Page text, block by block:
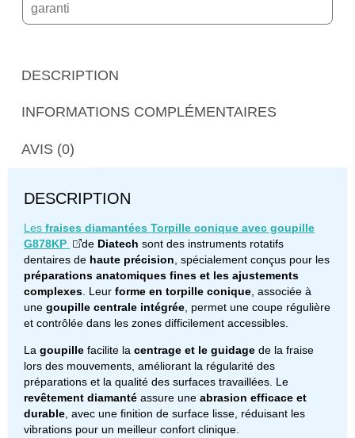
garanti
DESCRIPTION
INFORMATIONS COMPLÉMENTAIRES
AVIS (0)
DESCRIPTION
Les fraises diamantées Torpille conique avec goupille
G878KP
de Diatech sont des instruments rotatifs
dentaires de haute précision , spécialement conçus pour les
préparations anatomiques fines et les ajustements
complexes . Leur forme en torpille conique , associée à
une goupille centrale intégrée , permet une coupe régulière
et contrôlée dans les zones difficilement accessibles.
La goupille facilite la centrage et le guidage de la fraise
lors des mouvements, améliorant la régularité des
préparations et la qualité des surfaces travaillées. Le
revêtement diamanté assure une abrasion efficace et
durable , avec une finition de surface lisse, réduisant les
vibrations pour un meilleur confort clinique.